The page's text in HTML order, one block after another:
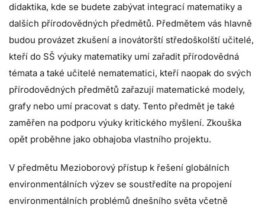
didaktika, kde se budete zabývat integrací matematiky a
dalších přírodovědných předmětů. Předmětem vás hlavně
budou provázet zkušení a inovátorští středoškolští učitelé,
kteří do SŠ výuky matematiky umí zařadit přírodovědná
témata a také učitelé nematematici, kteří naopak do svých
přírodovědných předmětů zařazují matematické modely,
grafy nebo umí pracovat s daty. Tento předmět je také
zaměřen na podporu výuky kritického myšlení. Zkouška
opět proběhne jako obhajoba vlastního projektu.
V předmětu Mezioborový přístup k řešení globálních
environmentálních výzev se soustředíte na propojení
environmentálních problémů dnešního světa včetně